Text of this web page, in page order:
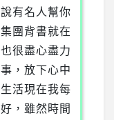
有名人幫你
團背書就在
很盡心盡力
，放下心中
活現在我每
，雖然時間